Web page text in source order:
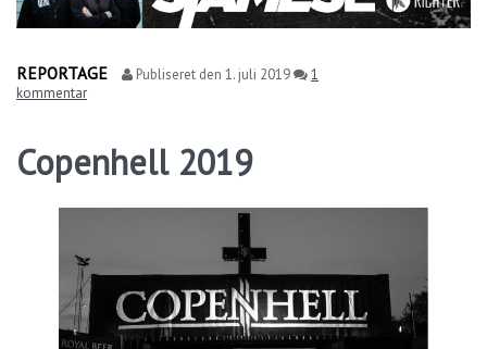
REPORTAGE Publiseret den 1. juli 2019
1
kommentar
Copenhell 2019